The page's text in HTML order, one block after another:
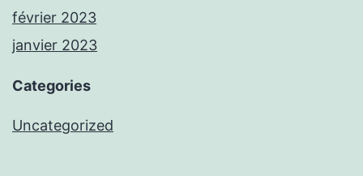
février 2023
janvier 2023
Categories
Uncategorized